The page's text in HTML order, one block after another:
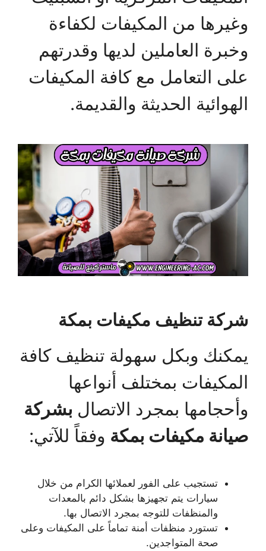
وغيرها من المكيفات لكفاءة
وخبرة العاملين لديها وقدرتهم
على التعامل مع كافة المكيفات
الهوائية الحديثة والقديمة.
شركة تنظيف مكيفات بمكة
يمكنك وبكل سهولة تنظيف كافة
المكيفات بمختلف أنواعها
وأحجامها بمجرد الاتصال بشركة
صيانة مكيفات بمكة وفقاً للآتي:
تستجيب على الفور لعملائها الكرام من خلال
سيارات يتم تجهيزها بشكل دائم بالمعدات
والمنظفات للتوجه بمجرد الاتصال بها.
تستورد منظفات أمنة تماماً على المكيفات وعلى
صحة المتواجدين.